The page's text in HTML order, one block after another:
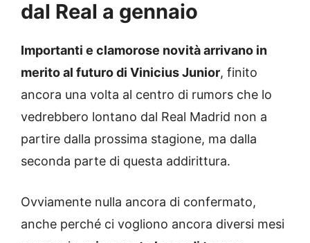
dal Real a gennaio
Importanti e clamorose novità arrivano in
merito al futuro di Vinicius Junior, finito
ancora una volta al centro di rumors che lo
vedrebbero lontano dal Real Madrid non a
partire dalla prossima stagione, ma dalla
seconda parte di questa addirittura.
Ovviamente nulla ancora di confermato,
anche perché ci vogliono ancora diversi mesi